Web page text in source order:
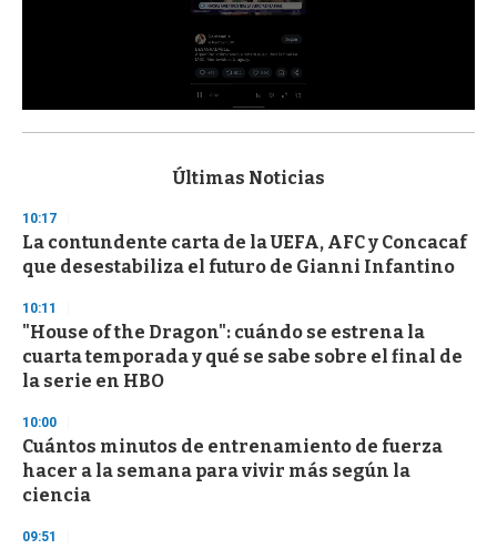
s
d
s
o
f
3
s
c
o
d
s
Últimas Noticias
10:17
La contundente carta de la UEFA, AFC y Concacaf
que desestabiliza el futuro de Gianni Infantino
10:11
"House of the Dragon": cuándo se estrena la
cuarta temporada y qué se sabe sobre el final de
la serie en HBO
10:00
Cuántos minutos de entrenamiento de fuerza
hacer a la semana para vivir más según la
ciencia
09:51